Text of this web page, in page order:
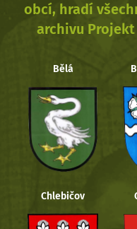
obcí, hradí
archivu
Bělá
Chlebičov